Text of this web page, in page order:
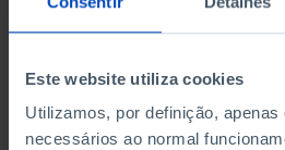
Este website utiliza cookies
Utilizamos, por definição, apenas
necessários ao normal